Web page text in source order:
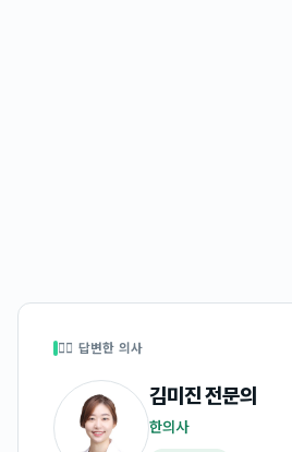
👩‍⚕️ 답변한 의사
김미진전문의
한의사